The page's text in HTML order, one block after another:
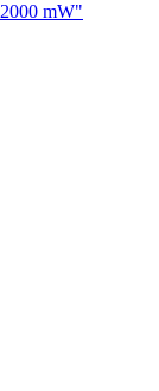
2000 mW"